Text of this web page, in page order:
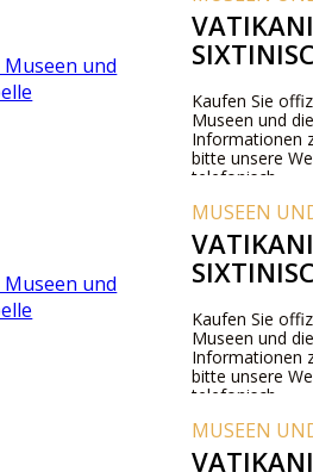
Kaufen Sie
Museen und
Informationen
bitte unsere
telefonisch.
MUSEEN
Kaufen Sie
Museen und
Informationen
bitte unsere
telefonisch.
MUSEEN